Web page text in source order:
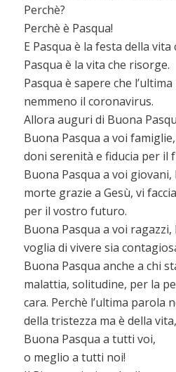
Perchè?
Perchè è Pasqua!
E Pasqua è la festa della
Pasqua è la vita che risorge.
Pasqua è sapere che
nemmeno il coronavirus.
Allora auguri di Buona
Buona Pasqua a voi
doni serenità e fiducia per il
Buona Pasqua a voi giovani,
morte grazie a Gesù, vi
per il vostro futuro.
Buona Pasqua a voi
voglia di vivere sia
Buona Pasqua anche a chi
malattia, solitudine, per la
cara. Perchè l’ultima parola
della tristezza ma è della
Buona Pasqua a tutti voi,
o meglio a tutti noi!